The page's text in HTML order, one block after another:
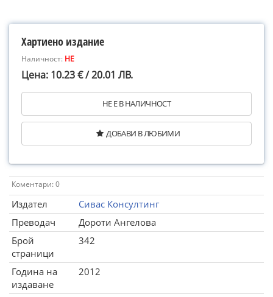
Хартиено издание
Наличност: НЕ
Цена: 10.23 € / 20.01 ЛВ.
НЕ Е В НАЛИЧНОСТ
ДОБАВИ В ЛЮБИМИ
Коментари: 0
Издател
Сивас Консултинг
Преводач
Дороти Ангелова
Брой
страници
342
Година на
издаване
2012